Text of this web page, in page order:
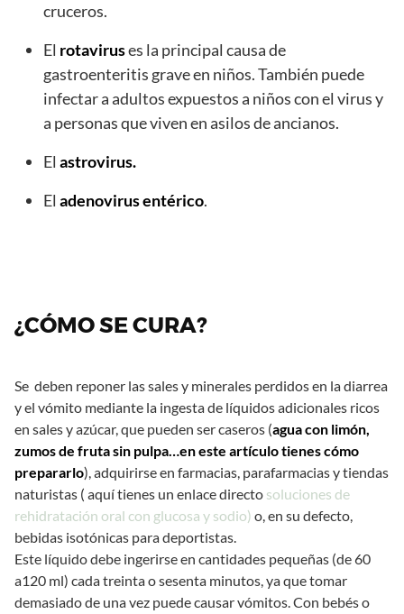
cruceros.
El rotaviruses la principal causa de
gastroenteritis grave en niños. También puede
infectar a adultos expuestos a niños con el virus y
a personas que viven en asilos de ancianos.
El astrovirus.
El adenovirus entérico.
¿CÓMO SE CURA?
Se deben reponer las sales y minerales perdidos en la diarrea
y el vómito mediante la ingesta de líquidos adicionales ricos
en sales y azúcar, que pueden ser caseros (agua con limón,
zumos de fruta sin pulpa…en este artículo tienes cómo
prepararlo), adquirirse en farmacias, parafarmacias y tiendas
naturistas ( aquí tienes un enlace directo soluciones de
rehidratación oral con glucosa y sodio) o, en su defecto,
bebidas isotónicas para deportistas.
Este líquido debe ingerirse en cantidades pequeñas (de 60
a120 ml) cada treinta o sesenta minutos, ya que tomar
demasiado de una vez puede causar vómitos. Con bebés o